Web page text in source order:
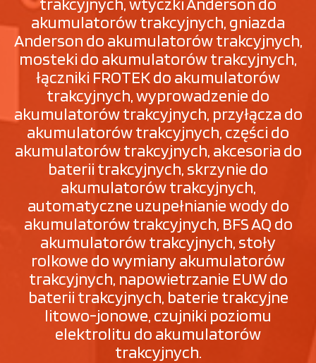
akumulatorów trakcyjnych, gniazda
Anderson do akumulatorów trakcyjnych,
mosteki do akumulatorów trakcyjnych,
łączniki FROTEK do akumulatorów
trakcyjnych, wyprowadzenie do
akumulatorów trakcyjnych, przyłącza do
akumulatorów trakcyjnych, części do
akumulatorów trakcyjnych, akcesoria do
baterii trakcyjnych, skrzynie do
akumulatorów trakcyjnych,
automatyczne uzupełnianie wody do
akumulatorów trakcyjnych, BFS AQ do
akumulatorów trakcyjnych, stoły
rolkowe do wymiany akumulatorów
trakcyjnych, napowietrzanie EUW do
baterii trakcyjnych, baterie trakcyjne
litowo-jonowe, czujniki poziomu
elektrolitu do akumulatorów
trakcyjnych.